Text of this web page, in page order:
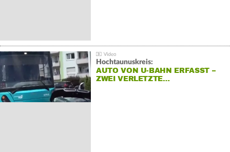
Hochtaunuskreis:
AUTO VON U-BAHN ERFASST –
ZWEI VERLETZTE…